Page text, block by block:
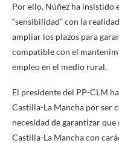
Por ello, Núñez ha insistido
“sensibilidad” con la
ampliar los plazos para
compatible con el
empleo en el medio rural.
El presidente del PP-CLM
Castilla-La Mancha por ser
necesidad de garantizar
Castilla-La Mancha con